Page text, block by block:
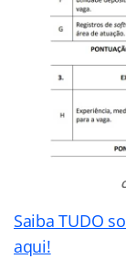
Saiba TUDO
aqui!